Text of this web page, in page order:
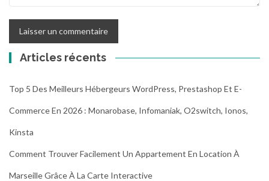
Articles récents
Top 5 Des Meilleurs Hébergeurs WordPress, Prestashop Et E-
Commerce En 2026 : Monarobase, Infomaniak, O2switch, Ionos,
Kinsta
Comment Trouver Facilement Un Appartement En Location À
Marseille Grâce À La Carte Interactive